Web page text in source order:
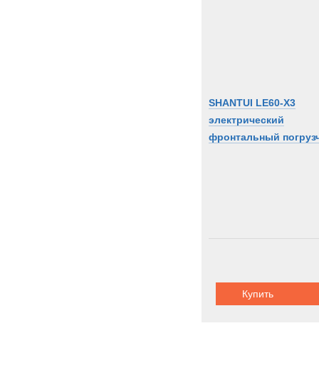
SHANTUI LE60-X3
электрический
фронтальный
Купить